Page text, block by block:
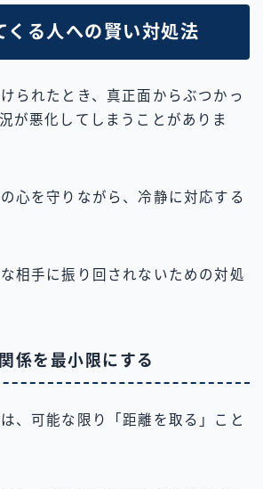
くる人への賢い対処法
られたとき、真正面からぶつかっ
が悪化してしまうことがありま
心を守りながら、冷静に対応する
相手に振り回されないための対処
係を最小限にする
、可能な限り「距離を取る」こと